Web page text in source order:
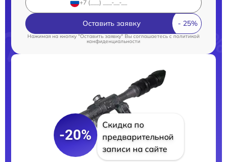
Оставить заявку
Нажимая на кнопку "Оставить заявку" Вы соглашаетесь cполитикой
конфиденциальности
-20%
Скидка по
предварительной
записи на сайте